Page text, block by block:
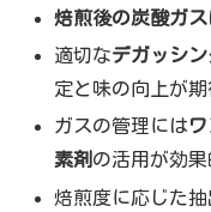
焙煎後の炭酸ガ
適切なデガッシン
定と味の向上が期
ガスの管理には
素剤 の活用が効果
焙煎度に応じた